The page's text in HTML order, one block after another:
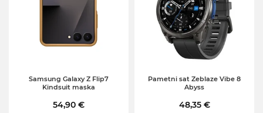
Samsung Galaxy Z Flip7
Kindsuit maska
54,90 €
Pametni sat Zeblaze Vibe 8
Abyss
48,35 €